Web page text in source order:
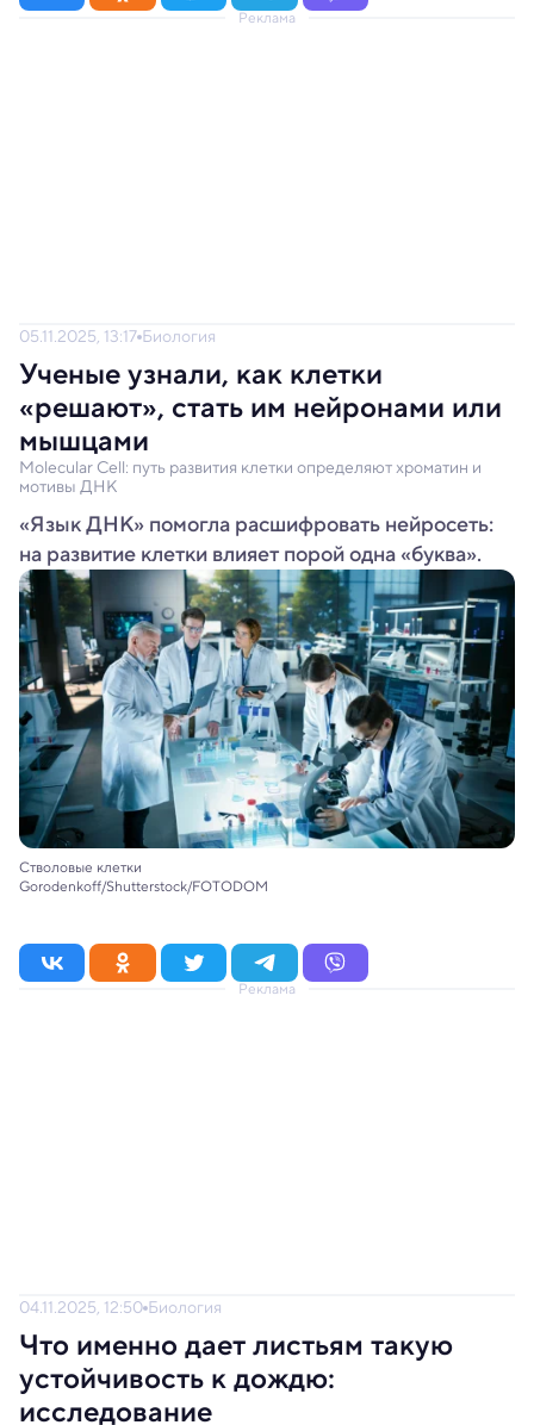
Реклама
05.11.2025, 13:17 Биология
Ученые узнали, как клетки
«решают», стать им нейронами или
мышцами
Molecular Cell: путь развития клетки определяют хроматин и
мотивы ДНК
«Язык ДНК» помогла расшифровать нейросеть:
на развитие клетки влияет порой одна «буква».
Стволовые клетки
Gorodenkoff/Shutterstock/FOTODOM
Реклама
04.11.2025, 12:50 Биология
Что именно дает листьям такую
устойчивость к дождю:
исследование